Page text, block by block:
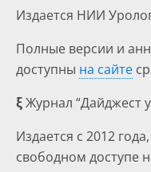
Издается НИИ
Полные версии и
доступны на сайте
ξЖурнал “Дайджест
Издается с 2012
свободном доступе